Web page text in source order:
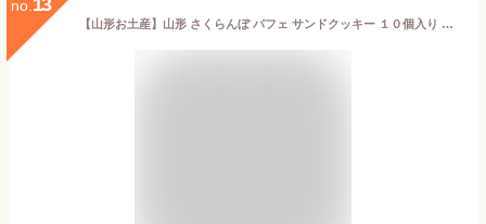
no.
【山形お土産】山形 さくらんぼ パフェ サンドクッキー １０個入り １箱 Lycrestサンクスカード付き